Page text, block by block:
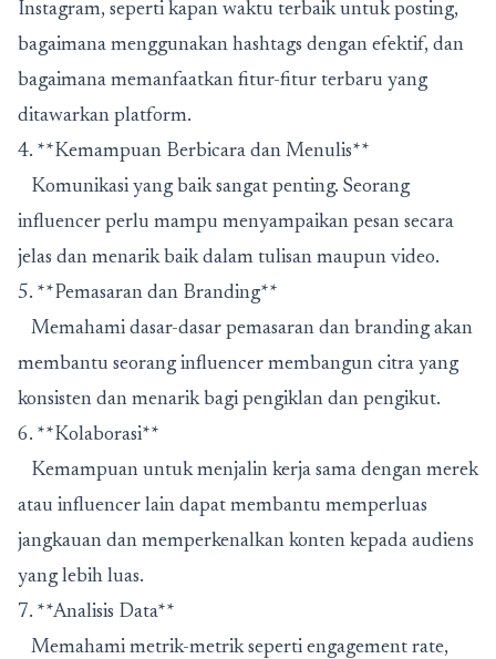
Instagram, seperti kapan waktu terbaik untuk posting,
bagaimana menggunakan hashtags dengan efektif, dan
bagaimana memanfaatkan fitur-fitur terbaru yang
ditawarkan platform.
4. **Kemampuan Berbicara dan Menulis**
Komunikasi yang baik sangat penting. Seorang
influencer perlu mampu menyampaikan pesan secara
jelas dan menarik baik dalam tulisan maupun video.
5. **Pemasaran dan Branding**
Memahami dasar-dasar pemasaran dan branding akan
membantu seorang influencer membangun citra yang
konsisten dan menarik bagi pengiklan dan pengikut.
6. **Kolaborasi**
Kemampuan untuk menjalin kerja sama dengan merek
atau influencer lain dapat membantu memperluas
jangkauan dan memperkenalkan konten kepada audiens
yang lebih luas.
7. **Analisis Data**
Memahami metrik-metrik seperti engagement rate,